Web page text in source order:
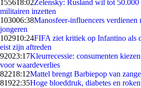
155618:02Zelensky: Rusland wil tot
militairen inzetten
103006:38Manosfeer-influencers verdienen
jongeren
102910:24FIFA ziet kritiek op Infantino als
eist zijn aftreden
92023:17Kleurrecessie: consumenten
voor waardeverlies
82218:12Mattel brengt Barbiepop van
81922:35Hoge bloeddruk, diabetes en